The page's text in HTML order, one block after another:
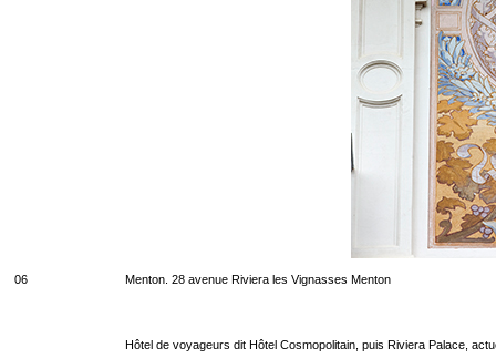
06 Menton. 28 avenue Riviera les Vignasses Menton
Hôtel de voyageurs dit Hôtel Cosmopolitain, puis Riviera Palace,